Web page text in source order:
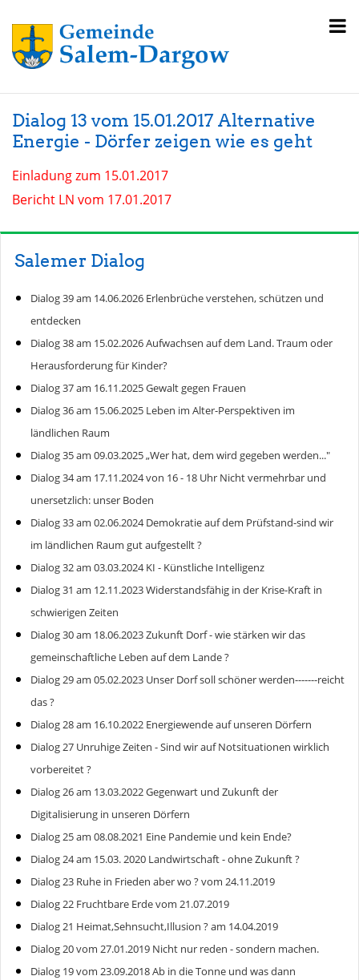
Dialog 13 vom 15.01.2017 Alternative
Energie - Dörfer zeigen wie es geht
Einladung zum 15.01.2017
Bericht LN vom 17.01.2017
Salemer Dialog
Dialog 39 am 14.06.2026 Erlenbrüche verstehen, schützen und
entdecken
Dialog 38 am 15.02.2026 Aufwachsen auf dem Land. Traum oder
Herausforderung für Kinder?
Dialog 37 am 16.11.2025 Gewalt gegen Frauen
Dialog 36 am 15.06.2025 Leben im Alter-Perspektiven im
ländlichen Raum
Dialog 35 am 09.03.2025 „Wer hat, dem wird gegeben werden..."
Dialog 34 am 17.11.2024 von 16 - 18 Uhr Nicht vermehrbar und
unersetzlich: unser Boden
Dialog 33 am 02.06.2024 Demokratie auf dem Prüfstand-sind wir
im ländlichen Raum gut aufgestellt ?
Dialog 32 am 03.03.2024 KI - Künstliche Intelligenz
Dialog 31 am 12.11.2023 Widerstandsfähig in der Krise-Kraft in
schwierigen Zeiten
Dialog 30 am 18.06.2023 Zukunft Dorf - wie stärken wir das
gemeinschaftliche Leben auf dem Lande ?
Dialog 29 am 05.02.2023 Unser Dorf soll schöner werden-------reicht
das ?
Dialog 28 am 16.10.2022 Energiewende auf unseren Dörfern
Dialog 27 Unruhige Zeiten - Sind wir auf Notsituationen wirklich
vorbereitet ?
Dialog 26 am 13.03.2022 Gegenwart und Zukunft der
Digitalisierung in unseren Dörfern
Dialog 25 am 08.08.2021 Eine Pandemie und kein Ende?
Dialog 24 am 15.03. 2020 Landwirtschaft - ohne Zukunft ?
Dialog 23 Ruhe in Frieden aber wo ? vom 24.11.2019
Dialog 22 Fruchtbare Erde vom 21.07.2019
Dialog 21 Heimat,Sehnsucht,Illusion ? am 14.04.2019
Dialog 20 vom 27.01.2019 Nicht nur reden - sondern machen.
Dialog 19 vom 23.09.2018 Ab in die Tonne und was dann